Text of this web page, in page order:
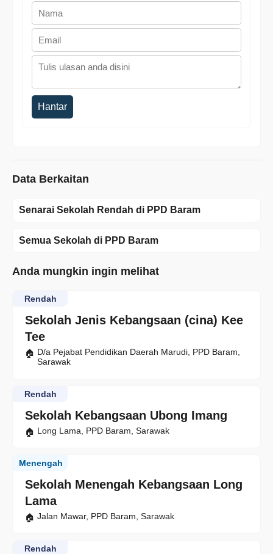
Hantar
Data Berkaitan
Senarai Sekolah Rendah di PPD Baram
Semua Sekolah di PPD Baram
Anda mungkin ingin melihat
Sekolah Jenis Kebangsaan (cina) Kee
Tee
Rendah
D/a Pejabat Pendidikan Daerah Marudi, PPD Baram,
Sarawak
Sekolah Kebangsaan Ubong Imang
Rendah
Long Lama, PPD Baram, Sarawak
Sekolah Menengah Kebangsaan Long
Lama
Menengah
Jalan Mawar, PPD Baram, Sarawak
Rendah